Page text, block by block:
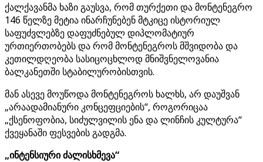
ქალქავანმა ხაზი გაუსვა, რომ თურქეთი და მონტენეგრო
146 წელზე მეტია ინარჩუნებენ მტკიცე ისტორიულ
საფუძვლებზე დაფუძნებულ დიპლომატიურ
ურთიერთობებს და რომ მონტენეგროს მშვიდობა და
კეთილდღეობა სასიცოცხლოდ მნიშვნელოვანია
ბალკანეთში სტაბილურობისთვის.
მან ასევე მოუწოდა მონტენეგროს ხალხს, არ დაუშვან
„არაადამიანური კონცეფციების“, როგორიცაა
„ქსენოფობია, სიძულვილის ენა და ლინჩის კულტურა“
ქვეყანაში ფესვების გადგმა.
„ინტენსიური ძალისხმევა“